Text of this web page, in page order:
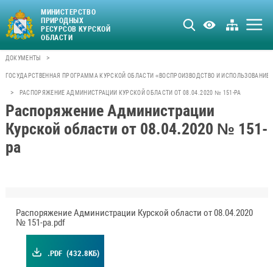
МИНИСТЕРСТВО
ПРИРОДНЫХ
РЕСУРСОВ КУРСКОЙ
ОБЛАСТИ
ДОКУМЕНТЫ >
ГОСУДАРСТВЕННАЯ ПРОГРАММА КУРСКОЙ ОБЛАСТИ «ВОСПРОИЗВОДСТВО И
> РАСПОРЯЖЕНИЕ АДМИНИСТРАЦИИ КУРСКОЙ ОБЛАСТИ ОТ 08.04.2020 № 151-РА
Распоряжение Администрации
Курской области от 08.04.2020 № 151-
ра
Распоряжение Администрации Курской области от 08.04.2020
№ 151-ра.pdf
.PDF (432.8КБ)